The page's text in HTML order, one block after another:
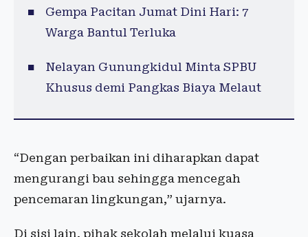
Gempa Pacitan Jumat Dini Hari: 7
Warga Bantul Terluka
Nelayan Gunungkidul Minta SPBU
Khusus demi Pangkas Biaya Melaut
“Dengan perbaikan ini diharapkan dapat
mengurangi bau sehingga mencegah
pencemaran lingkungan,” ujarnya.
Di sisi lain, pihak sekolah melalui kuasa